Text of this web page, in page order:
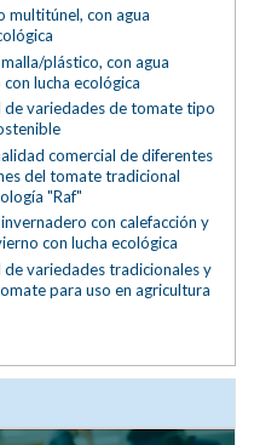
multitúnel, con agua
plástico, con agua
lucha ecológica
de variedades de tomate tipo
comercial de diferentes
del tomate tradicional
"Raf"
con calefacción y
con lucha ecológica
de variedades tradicionales y
para uso en agricultura